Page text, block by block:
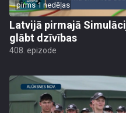
pirms 1 nedēļas
Latvijā pirmajā
glābt dzīvības
408. epizode